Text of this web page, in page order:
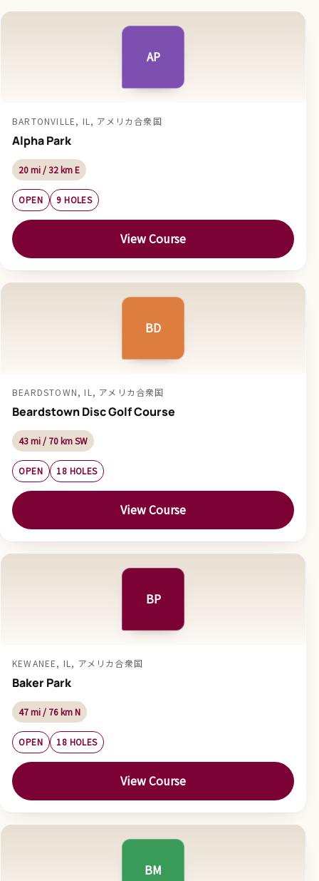
AP
BARTONVILLE, IL, アメリカ合衆国
Alpha Park
20 mi / 32 km E
OPEN 9 HOLES
View Course
BD
BEARDSTOWN, IL, アメリカ合衆国
Beardstown Disc Golf Course
43 mi / 70 km SW
OPEN 18 HOLES
View Course
BP
KEWANEE, IL, アメリカ合衆国
Baker Park
47 mi / 76 km N
OPEN 18 HOLES
View Course
BM